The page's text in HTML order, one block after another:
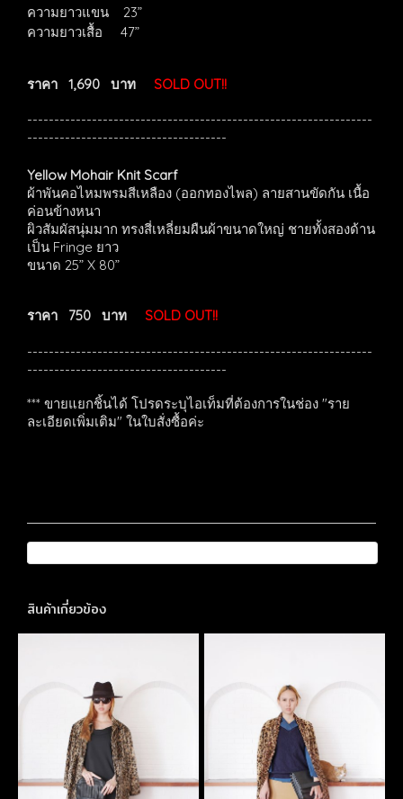
ความยาวแขน 23”
ความยาวเสื้อ 47”
ราคา 1,690 บาท SOLD OUT!!
----------------------------------------------------------------
-------------------------------------
Yellow Mohair Knit Scarf
ผ้าพันคอไหมพรมสีเหลือง (ออกทองไพล) ลายสานขัดกัน เนื้อ
ค่อนข้างหนา
ผิวสัมผัสนุ่มมาก ทรงสี่เหลี่ยมผืนผ้าขนาดใหญ่ ชายทั้งสองด้าน
เป็น Fringe ยาว
ขนาด 25” X 80”
ราคา 750 บาท SOLD OUT!!
----------------------------------------------------------------
-------------------------------------
*** ขายแยกชิ้นได้ โปรดระบุไอเท็มที่ต้องการในช่อง "ราย
ละเอียดเพิ่มเติม" ในใบสั่งซื้อค่ะ
สินค้าเกี่ยวข้อง